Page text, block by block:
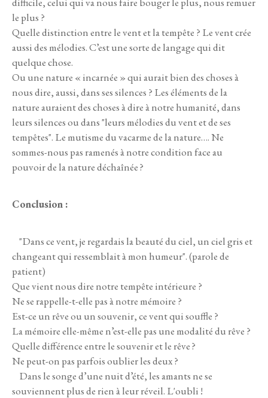
le plus ?
Quelle distinction entre le vent et la tempête ? Le vent crée
aussi des mélodies. C’est une sorte de langage qui dit
quelque chose.
Ou une nature « incarnée » qui aurait bien des choses à
nous dire, aussi, dans ses silences ? Les éléments de la
nature auraient des choses à dire à notre humanité, dans
leurs silences ou dans "leurs mélodies du vent et de ses
tempêtes". Le mutisme du vacarme de la nature…. Ne
sommes-nous pas ramenés à notre condition face au
pouvoir de la nature déchaînée ?
Conclusion :
"Dans ce vent, je regardais la beauté du ciel, un ciel gris et
changeant qui ressemblait à mon humeur". (parole de
patient)
Que vient nous dire notre tempête intérieure ?
Ne se rappelle-t-elle pas à notre mémoire ?
Est-ce un rêve ou un souvenir, ce vent qui souffle ?
La mémoire elle-même n’est-elle pas une modalité du rêve ?
Quelle différence entre le souvenir et le rêve ?
Ne peut-on pas parfois oublier les deux ?
Dans le songe d’une nuit d’été, les amants ne se
souviennent plus de rien à leur réveil. L'oubli !